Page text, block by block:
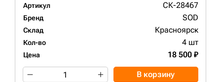
Артикул СК-28467
Бренд SOD
Склад Красноярск
Кол-во 4 шт
Цена 18 500 ₽
В корзину